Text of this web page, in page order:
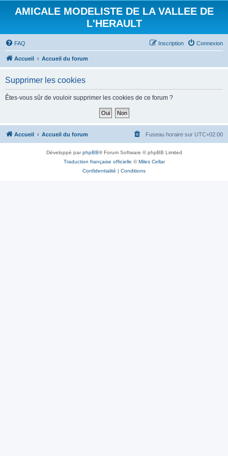
AMICALE MODELISTE DE LA VALLEE DE
L'HERAULT
FAQ Connexion
Inscription
Accueil Accueil du forum
Supprimer les cookies
Êtes-vous sûr de vouloir supprimer les cookies de ce forum ?
Accueil Accueil du forum Fuseau horaire sur UTC+02:00
Développé parphpBB® Forum Software © phpBB Limited
Traduction française officielle ©Miles Cellar
Confidentialité | Conditions